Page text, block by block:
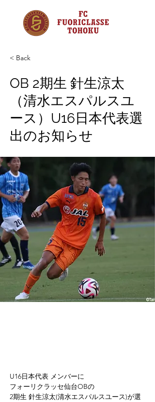
< Back
OB 2期生 針生涼太
（清水エスパルスユ
ース）U16日本代表選
出のお知らせ
U16日本代表 メンバーに
フォーリクラッセ仙台OBの
2期生 針生涼太(清水エスパルスユース)が選